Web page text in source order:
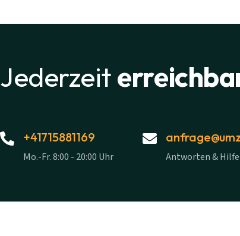
Jederzeit
+41715881169
Mo.-Fr. 8:00 - 20:00 Uhr Antworten &